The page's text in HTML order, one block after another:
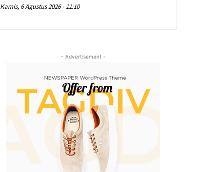
Kamis, 6 Agustus 2026 - 11:10
- Advertisement -